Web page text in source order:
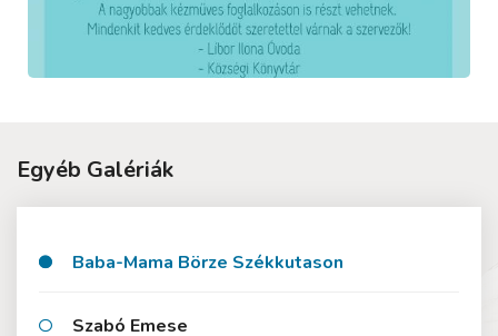
Egyéb Galériák
Baba-Mama Börze Székkutason
Szabó Emese